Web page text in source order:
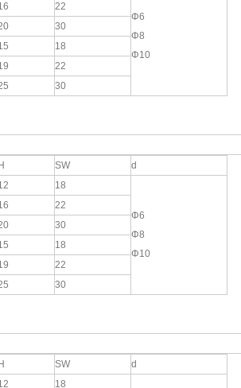
Φ6
Φ8
Φ10
22
30
18
22
30
H SW
d
18
Φ6
Φ8
Φ10
22
30
18
22
30
H SW
d
18